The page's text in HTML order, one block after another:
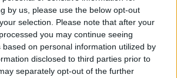
by us, please use the below opt-out
selection. Please note that after your
you may continue seeing
based on personal information utilized by
disclosed to third parties prior to
separately opt-out of the further